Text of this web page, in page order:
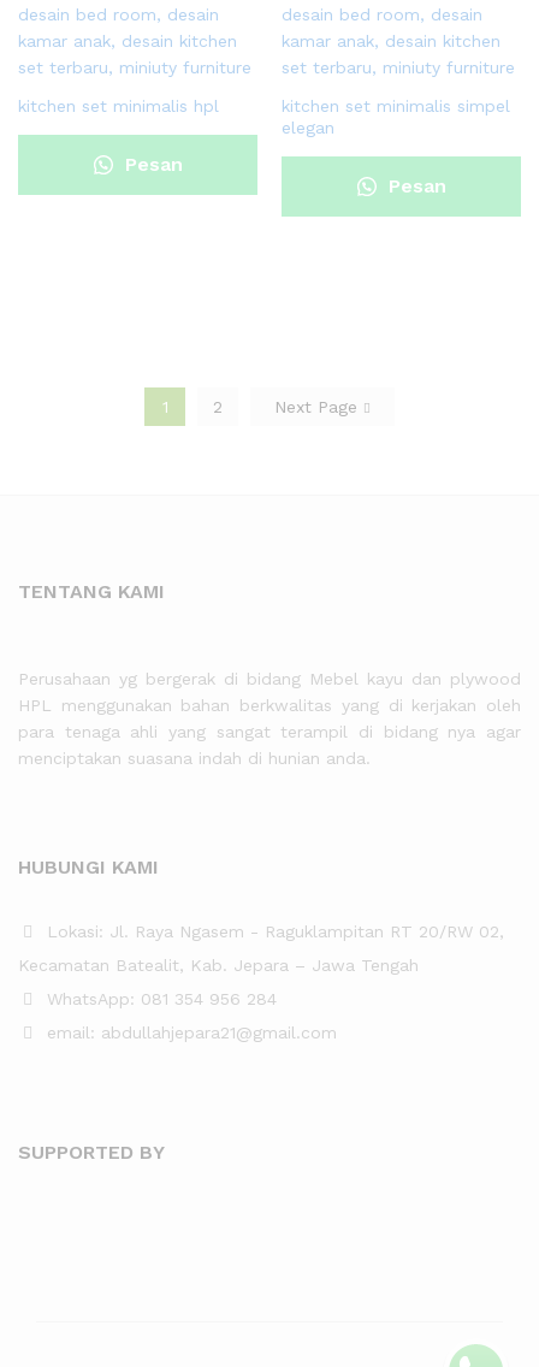
kitchen set minimalis hpl
Pesan
kitchen set minimalis simpel
elegan
Pesan
1 2 Next Page
TENTANG KAMI
Perusahaan yg bergerak di bidang Mebel kayu dan plywood
HPL menggunakan bahan berkwalitas yang di kerjakan oleh
para tenaga ahli yang sangat terampil di bidang nya agar
menciptakan suasana indah di hunian anda.
HUBUNGI KAMI
Lokasi: Jl. Raya Ngasem - Raguklampitan RT 20/RW 02,
Kecamatan Batealit, Kab. Jepara – Jawa Tengah
WhatsApp: 081 354 956 284
email: abdullahjepara21@gmail.com
SUPPORTED BY